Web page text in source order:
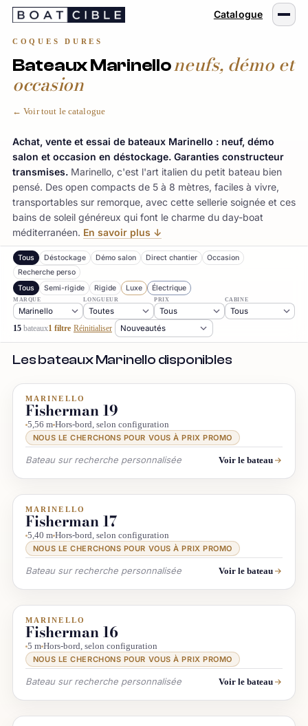
Passer
Catalogue
COQUES DURES
Bateaux Marinelloneufs, démo et
occasion
← Voir tout le catalogue
Achat, vente et essai de bateaux Marinello : neuf, démo
salon et occasion en déstockage. Garanties constructeur
transmises. Marinello, c'est l'art italien du petit bateau bien
pensé. Des open compacts de 5 à 8 mètres, faciles à vivre,
transportables sur remorque, avec cette sellerie soignée et ces
bains de soleil généreux qui font le charme du day-boat
méditerranéen. En savoir plus ↓
Tous Déstockage Démo salon Direct chantier
Occasion
Recherche perso
Tous
Semi-rigide
MARQUE LONGUEUR PRIX CABINE
15bateaux1 filtre Réinitialiser
Les bateaux Marinello disponibles
INFO & RECHERCHE
MARINELLO
Fisherman 19
5,56 m Hors-bord, selon configuration
NOUS LE CHERCHONS POUR VOUS À PRIX PROMO
Bateau sur recherche personnalisée Voir le bateau
INFO & RECHERCHE
MARINELLO
Fisherman 17
5,40 m Hors-bord, selon configuration
NOUS LE CHERCHONS POUR VOUS À PRIX PROMO
Bateau sur recherche personnalisée Voir le bateau
INFO & RECHERCHE
MARINELLO
Fisherman 16
5 m Hors-bord, selon configuration
NOUS LE CHERCHONS POUR VOUS À PRIX PROMO
Bateau sur recherche personnalisée Voir le bateau